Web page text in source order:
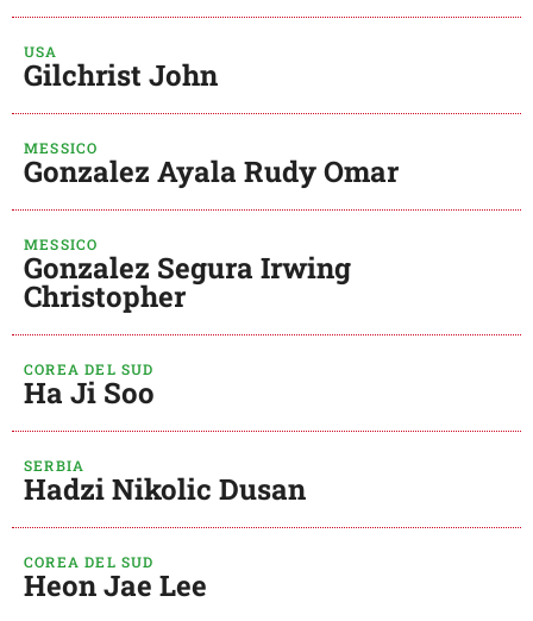
USA
Gilchrist John
MESSICO
Gonzalez Ayala Rudy Omar
MESSICO
Gonzalez Segura Irwing
Christopher
COREA DEL SUD
Ha Ji Soo
SERBIA
Hadzi Nikolic Dusan
COREA DEL SUD
Heon Jae Lee